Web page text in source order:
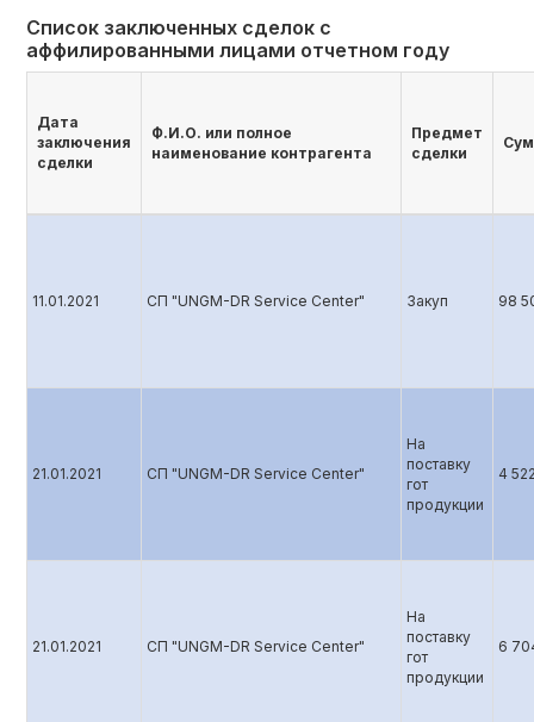
Список заключенных сделок с
аффилированными лицами отчетном году
Дата
заключения
сделки
Ф.И.О. или полное
наименование контрагента
Предмет
сделки
11.01.2021 СП "UNGM-DR Service Center" Закуп 98
21.01.2021 СП "UNGM-DR Service Center"
На
поставку
гот
продукции
4
21.01.2021 СП "UNGM-DR Service Center"
На
поставку
гот
продукции
6